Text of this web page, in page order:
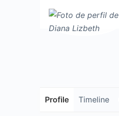
Profile Timeline